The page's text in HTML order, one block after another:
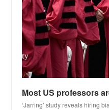
‘Jarring’ study reveals hiring